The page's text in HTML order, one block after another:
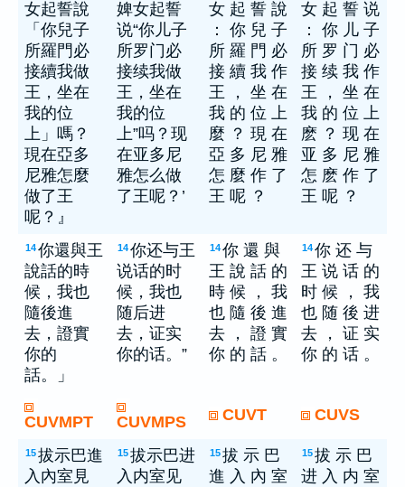
女起誓說
「你兒子
所羅門必
接續我做
王，坐在
我的位
上」嗎？
現在亞多
尼雅怎麼
做了王
呢？』
婢女起誓
说“你儿子
所罗门必
接续我做
王，坐在
我的位
上”吗？现
在亚多尼
雅怎么做
了王呢？’
女 起 誓 說
： 你 兒 子
所 羅 門 必
接 續 我 作
王 ， 坐 在
我 的 位 上
麼 ？ 現 在
亞 多 尼 雅
怎 麼 作 了
王 呢 ？
女 起 誓 说
： 你 儿 子
所 罗 门 必
接 续 我 作
王 ， 坐 在
我 的 位 上
麽 ？ 现 在
亚 多 尼 雅
怎 麽 作 了
王 呢 ？
14你還與王
說話的時
候，我也
隨後進
去，證實
你的
話。」
14你还与王
说话的时
候，我也
随后进
去，证实
你的话。”
14你 還 與
王 說 話 的
時 候 ， 我
也 隨 後 進
去 ， 證 實
你 的 話 。
14你 还 与
王 说 话 的
时 候 ， 我
也 随 後 进
去 ， 证 实
你 的 话 。
CUVMPT CUVMPS CUVT CUVS
15拔示巴進
入內室見
15拔示巴进
入内室见
15拔 示 巴
進 入 內 室
15拔 示 巴
进 入 内 室